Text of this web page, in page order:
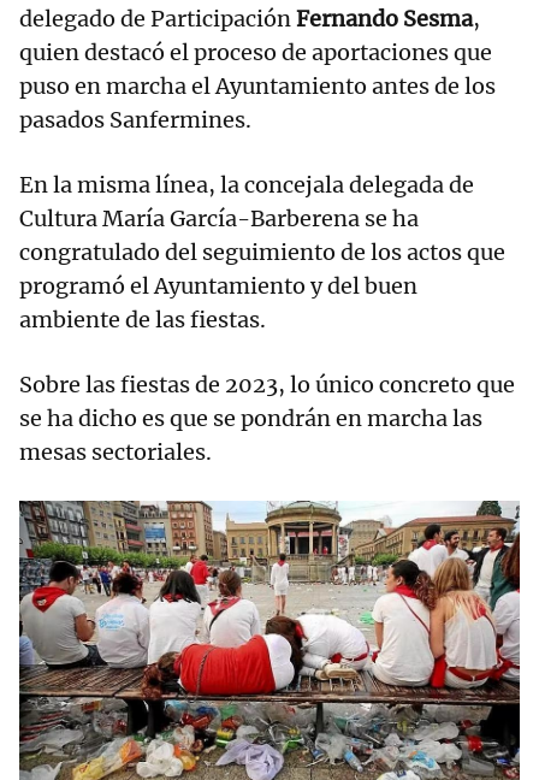
delegado de ParticipaciónFernando Sesma,
quien destacó el proceso de aportaciones que
puso en marcha el Ayuntamiento antes de los
pasados Sanfermines.
En la misma línea, la concejala delegada de
Cultura María García-Barberena se ha
congratulado del seguimiento de los actos que
programó el Ayuntamiento y del buen
ambiente de las fiestas.
Sobre las fiestas de 2023, lo único concreto que
se ha dicho es que se pondrán en marcha las
mesas sectoriales.